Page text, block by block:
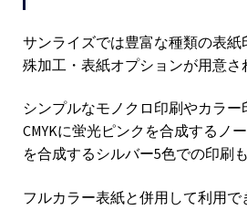
サンライズでは豊富な種類の表
殊加工・表紙オプションが用意さ
シンプルなモノクロ印刷やカラー
CMYKに蛍光ピンクを合成するノ
を合成するシルバー5色での印刷
フルカラー表紙と併用して利用